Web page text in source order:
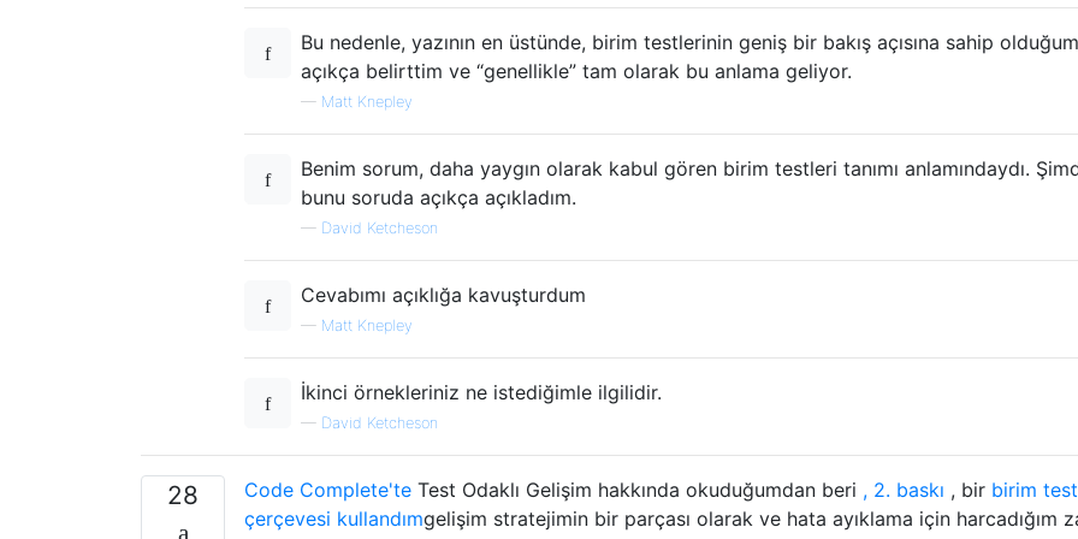
Bu nedenle, yazının en üstünde, birim testlerinin geniş bir bakış açısına sahip
açıkça belirttim ve “genellikle” tam olarak bu anlama geliyor.
— Matt Knepley
Benim sorum, daha yaygın olarak kabul gören birim testleri tanımı anlamındaydı.
bunu soruda açıkça açıkladım.
— David Ketcheson
Cevabımı açıklığa kavuşturdum
— Matt Knepley
İkinci örnekleriniz ne istediğimle ilgilidir.
— David Ketcheson
28 Code Complete'te Test Odaklı Gelişim hakkında okuduğumdan beri , 2. baskı , bir birim test
çerçevesi kullandımgelişim stratejimin bir parçası olarak ve hata ayıklama için harcadığım